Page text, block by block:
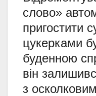
слово»
пригостити
цукерками
буденною
він
з